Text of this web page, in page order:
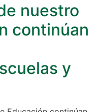
nuestro
continúan
y